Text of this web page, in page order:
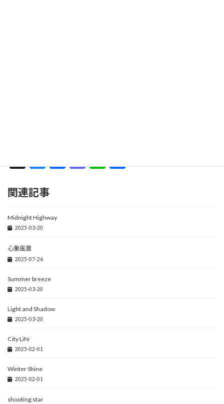
es
関連記事
Midnight Highway
2025-03-20
心象風景
2025-07-26
Summer breeze
2025-03-20
Light and Shadow
2025-03-20
City Life
2025-02-01
Winter Shine
2025-02-01
shooting star